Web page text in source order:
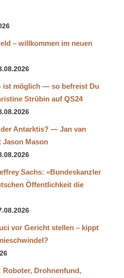
– willkommen im neuen
ist möglich — so befreist Du
Strübin auf QS24
Antarktis? — Jan van
Jason Mason
Sachs: »Bundeskanzler
Öffentlichkeit die
vor Gericht stellen – kippt
Roboter, Drohnenfund,